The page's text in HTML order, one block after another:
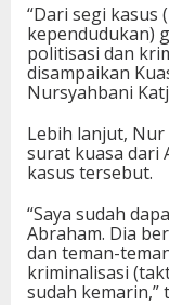
“Dari segi kasus
kependudukan)
politisasi dan
disampaikan
Nursyahbani
Lebih lanjut,
surat kuasa dari
kasus tersebut.
“Saya sudah
Abraham. Dia
dan teman-
kriminalisasi
sudah kemarin,”